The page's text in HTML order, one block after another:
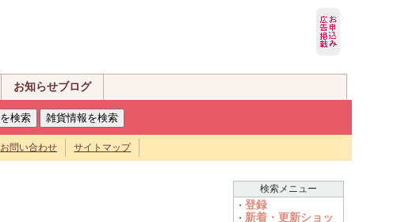
お知らせブログ
お問い合わせ サイトマップ
検索メニュー
・ 登録
・ 新着・更新ショッ